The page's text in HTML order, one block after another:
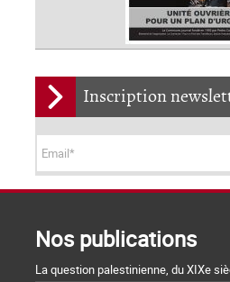
Inscription
Nos publications
La question palestinienne, du XIXe